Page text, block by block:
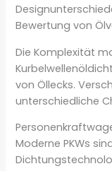
Bewertung von
Die Komplexität
von Öllecks.
unterschiedliche
Moderne PKWs